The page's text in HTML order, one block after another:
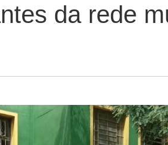
da rede